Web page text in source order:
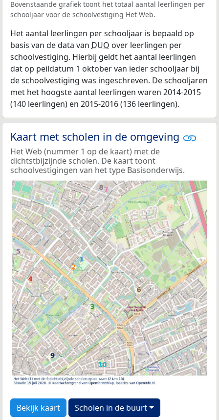
Bovenstaande grafiek toont het totaal aantal leerlingen per
schooljaar voor de schoolvestiging Het Web.
Het aantal leerlingen per schooljaar is bepaald op
basis van de data van DUO over leerlingen per
schoolvestiging. Hierbij geldt het aantal leerlingen
dat op peildatum 1 oktober van ieder schooljaar bij
de schoolvestiging was ingeschreven. De schooljaren
met het hoogste aantal leerlingen waren 2014-2015
(140 leerlingen) en 2015-2016 (136 leerlingen).
Kaart met scholen in de omgeving
Het Web (nummer 1 op de kaart) met de
dichtstbijzijnde scholen. De kaart toont
schoolvestigingen van het type Basisonderwijs.
Bekijk kaart Scholen in de buurt